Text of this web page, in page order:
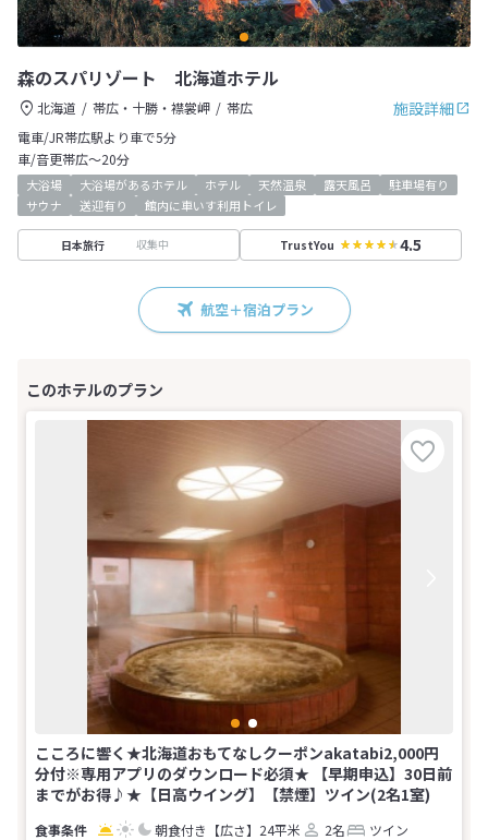
森のスパリゾート 北海道ホテル
施設詳細
北海道 帯広・十勝・襟裳岬
帯広
電車/JR帯広駅より車で5分
車/音更帯広～20分
大浴場 大浴場があるホテル ホテル 天然温泉 露天風呂
駐車場有り
サウナ
送迎有り 館内に車いす利用トイレ
日本旅行 収集中 TrustYou 4.5
航空＋宿泊プラン
こころに響く★北海道おもてなしクーポンakatabi2,000円
分付※専用アプリのダウンロード必須★ 【早期申込】30日前
までがお得♪★【日高ウイング】【禁煙】ツイン(2名1室)
朝食付き 【広さ】24平米 2名
ツイン